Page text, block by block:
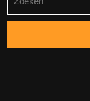
naar: